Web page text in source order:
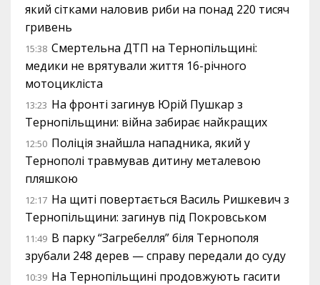
який сітками наловив риби на понад 220 тисяч
гривень
15:38 Смертельна ДТП на Тернопільщині:
медики не врятували життя 16-річного
мотоцикліста
13:23 На фронті загинув Юрій Пушкар з
Тернопільщини: війна забирає найкращих
12:50 Поліція знайшла нападника, який у
Тернополі травмував дитину металевою
пляшкою
12:17 На щиті повертається Василь Ришкевич з
Тернопільщини: загинув під Покровськом
11:49 В парку “Загребелля” біля Тернополя
зрубали 248 дерев — справу передали до суду
10:39 На Тернопільщині продовжують гасити